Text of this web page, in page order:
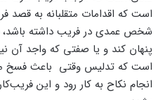
است که اقدامات متقلبانه به
شخص عمدی در فریب داشته باشد،
پنهان کند و یا صفتی که واجد آن
است که تدلیس وقتی باعث فسخ
انجام نکاح به کار رود و این